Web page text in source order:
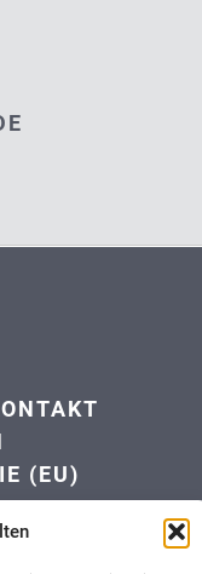
(EU)